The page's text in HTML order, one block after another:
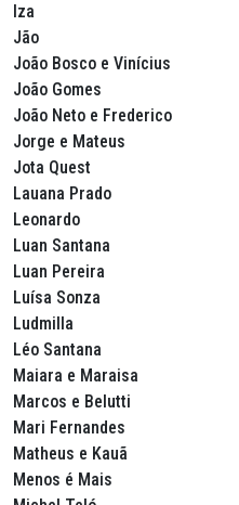
Iza
Jão
João Bosco e Vinícius
João Gomes
João Neto e Frederico
Jorge e Mateus
Jota Quest
Lauana Prado
Leonardo
Luan Santana
Luan Pereira
Luísa Sonza
Ludmilla
Léo Santana
Maiara e Maraisa
Marcos e Belutti
Mari Fernandes
Matheus e Kauã
Menos é Mais